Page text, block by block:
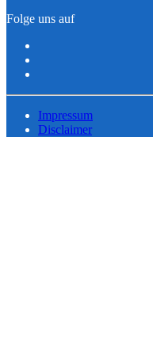
Folge uns auf
Impressum
Disclaimer